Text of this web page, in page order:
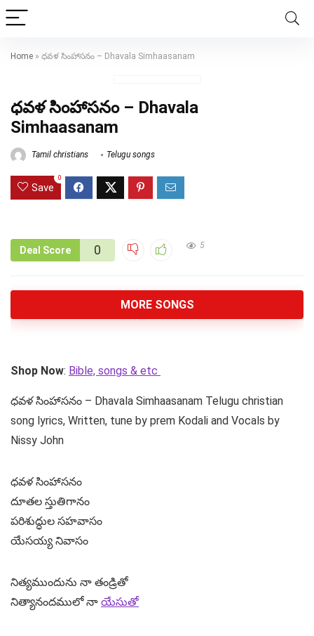
Home » ధవళ సింహాసనం – Dhavala Simhaasanam
ధవళ సింహాసనం – Dhavala
Simhaasanam
Tamil christians Telugu songs
Save
0
Deal Score 0 5
MORE SONGS
Shop Now: Bible, songs & etc
ధవళ సింహాసనం – Dhavala Simhaasanam Telugu christian
song lyrics, Written, tune by prem Kodali and Vocals by
Nissy John
ధవళ సింహాసనం
దూతల స్తుతిగానం
పరిశుద్ధుల సహవాసం
యేసయ్య నివాసం
నిత్యముందును నా తండ్రితో
నిత్యానందములో నా యేసుతో